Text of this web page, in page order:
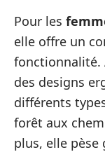
Pour les
elle offre un
fonctionnalité.
des designs
différents
forêt aux
plus, elle pèse